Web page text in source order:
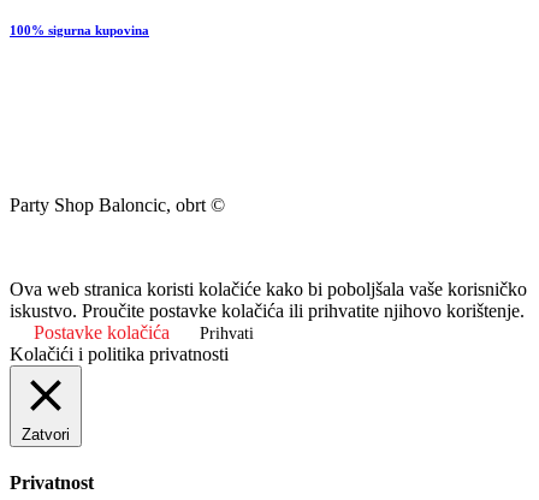
100% sigurna kupovina
Party Shop Baloncic, obrt ©
Ova web stranica koristi kolačiće kako bi poboljšala vaše korisničko
iskustvo. Proučite postavke kolačića ili prihvatite njihovo korištenje.
Postavke kolačića
Prihvati
Kolačići i politika privatnosti
Zatvori
Privatnost